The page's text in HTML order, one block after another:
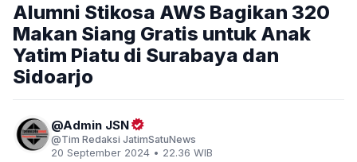
Alumni Stikosa AWS Bagikan 320
Makan Siang Gratis untuk Anak
Yatim Piatu di Surabaya dan
Sidoarjo
Admin JSN
Tim Redaksi JatimSatuNews
20 September 2024 • 22.36 WIB